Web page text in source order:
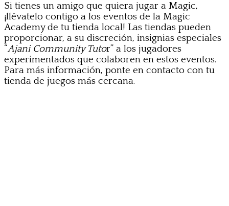
Si tienes un amigo que quiera jugar a Magic,
¡llévatelo contigo a los eventos de la Magic
Academy de tu tienda local! Las tiendas pueden
proporcionar, a su discreción, insignias especiales
“Ajani Community Tutor” a los jugadores
experimentados que colaboren en estos eventos.
Para más información, ponte en contacto con tu
tienda de juegos más cercana.